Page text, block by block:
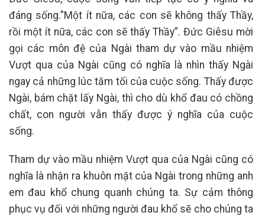
đáng sống.”Một ít nữa, các con sẽ không thấy Thầy,
rồi một ít nữa, các con sẽ thấy Thầy”. Đức Giêsu mời
gọi các môn đệ của Ngài tham dự vào mầu nhiệm
Vượt qua của Ngài cũng có nghĩa là nhìn thấy Ngài
ngay cả những lúc tăm tối của cuộc sống. Thấy được
Ngài, bám chặt lấy Ngài, thì cho dù khổ đau có chồng
chất, con người vẫn thấy được ý nghĩa của cuộc
sống.
Tham dự vào mầu nhiệm Vượt qua của Ngài cũng có
nghĩa là nhận ra khuôn mặt của Ngài trong những anh
em đau khổ chung quanh chúng ta. Sự cảm thông
phục vụ đối với những người đau khổ sẽ cho chúng ta